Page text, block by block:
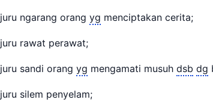
juru ngarang orang yg menciptakan cerita;
juru rawat perawat;
juru sandi orang yg mengamati musuh dsb dg
juru silem penyelam;